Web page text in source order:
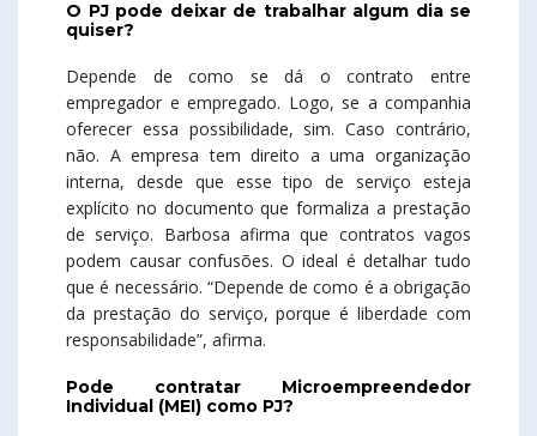
O PJ pode deixar de trabalhar algum dia se
quiser?
Depende de como se dá o contrato entre
empregador e empregado. Logo, se a companhia
oferecer essa possibilidade, sim. Caso contrário,
não. A empresa tem direito a uma organização
interna, desde que esse tipo de serviço esteja
explícito no documento que formaliza a prestação
de serviço. Barbosa afirma que contratos vagos
podem causar confusões. O ideal é detalhar tudo
que é necessário. “Depende de como é a obrigação
da prestação do serviço, porque é liberdade com
responsabilidade”, afirma.
Pode contratar Microempreendedor
Individual (MEI) como PJ?